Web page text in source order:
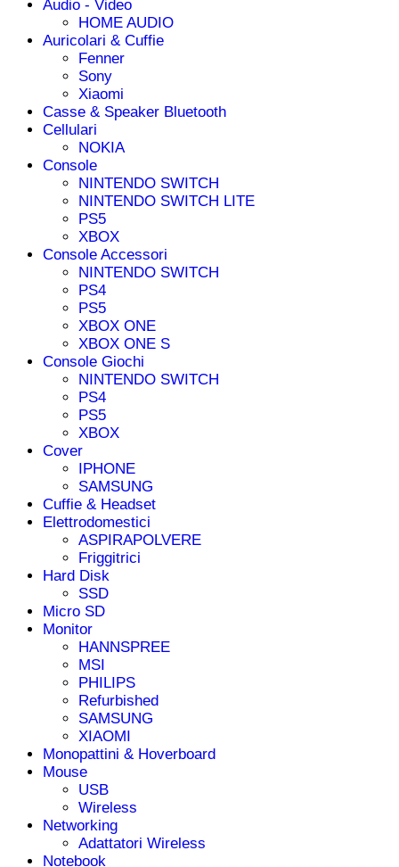
Audio - Video
HOME AUDIO
Auricolari & Cuffie
Fenner
Sony
Xiaomi
Casse & Speaker Bluetooth
Cellulari
NOKIA
Console
NINTENDO SWITCH
NINTENDO SWITCH LITE
PS5
XBOX
Console Accessori
NINTENDO SWITCH
PS4
PS5
XBOX ONE
XBOX ONE S
Console Giochi
NINTENDO SWITCH
PS4
PS5
XBOX
Cover
IPHONE
SAMSUNG
Cuffie & Headset
Elettrodomestici
ASPIRAPOLVERE
Friggitrici
Hard Disk
SSD
Micro SD
Monitor
HANNSPREE
MSI
PHILIPS
Refurbished
SAMSUNG
XIAOMI
Monopattini & Hoverboard
Mouse
USB
Wireless
Networking
Adattatori Wireless
Notebook